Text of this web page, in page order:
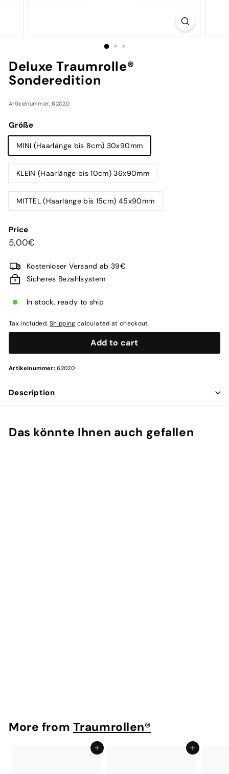
C
s
m
t
i
c
p
z
a
l
Deluxe Traumrolle®
Sonderedition
Artikelnummer: 62020
Größe
MINI (Haarlänge bis 8cm) 30x90mm
KLEIN (Haarlänge bis 10cm) 36x90mm
MITTEL (Haarlänge bis 15cm) 45x90mm
Price
Regular
5,00€5,00€
Kostenloser Versand ab 39€
Sicheres Bezahlsystem
In stock, ready to ship
Tax included. Shipping calculated at checkout.
Add to cart
Artikelnummer:62020
Description
Das könnte Ihnen auch gefallen
More from Traumrollen®
Add to cart Add to cart